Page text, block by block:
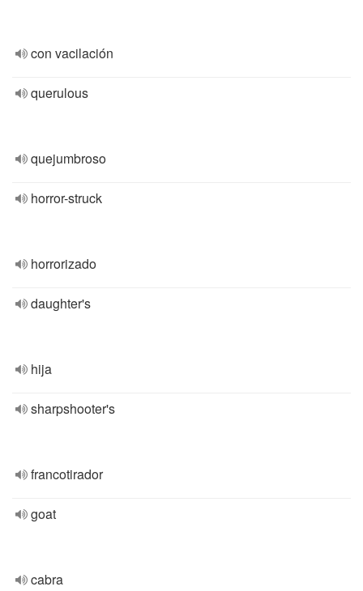
con vacilación
querulous
quejumbroso
horror-struck
horrorizado
daughter's
hija
sharpshooter's
francotirador
goat
cabra